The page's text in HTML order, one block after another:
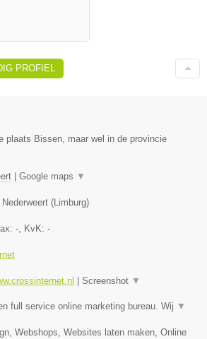
PROFIEL
plaats Bissen, maar wel in de provincie
| Google maps ▼
Nederweert (Limburg)
- , KvK: -
| Screenshot ▼
full service online marketing bureau. Wij ▼
Webshops, Websites laten maken, Online